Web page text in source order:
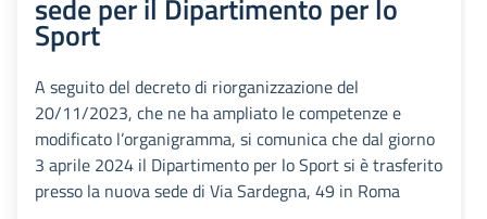
sede per il Dipartimento per lo
Sport
A seguito del decreto di riorganizzazione del
20/11/2023, che ne ha ampliato le competenze e
modificato l’organigramma, si comunica che dal giorno
3 aprile 2024 il Dipartimento per lo Sport si è trasferito
presso la nuova sede di Via Sardegna, 49 in Roma